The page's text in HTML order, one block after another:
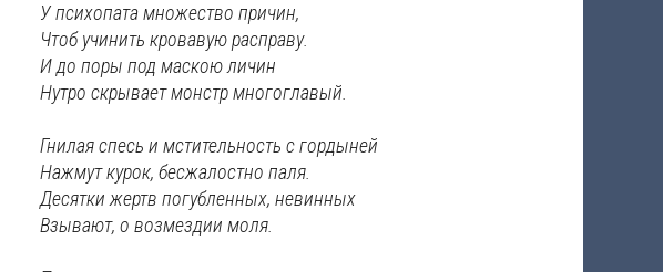
У психопата множество причин,
Чтоб учинить кровавую расправу.
И до поры под маскою личин
Нутро скрывает монстр многоглавый.
Гнилая спесь и мстительность с гордыней
Нажмут курок, бесжалостно паля.
Десятки жертв погубленных, невинных
Взывают, о возмездии моля.